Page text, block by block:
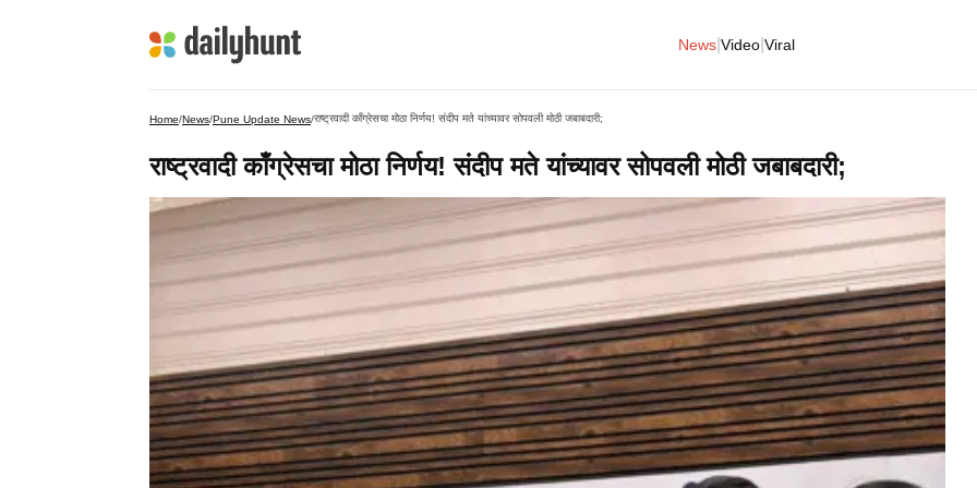
News Video Viral
Home/News/Pune Update News/राष्ट्रवादी काँग्रेसचा मोठा निर्णय! संदीप मते यांच्यावर सोपवली मोठी जबाबदारी;
राष्ट्रवादी काँग्रेसचा मोठा निर्णय! संदीप मते यांच्यावर सोपवली मोठी जबाबदारी;